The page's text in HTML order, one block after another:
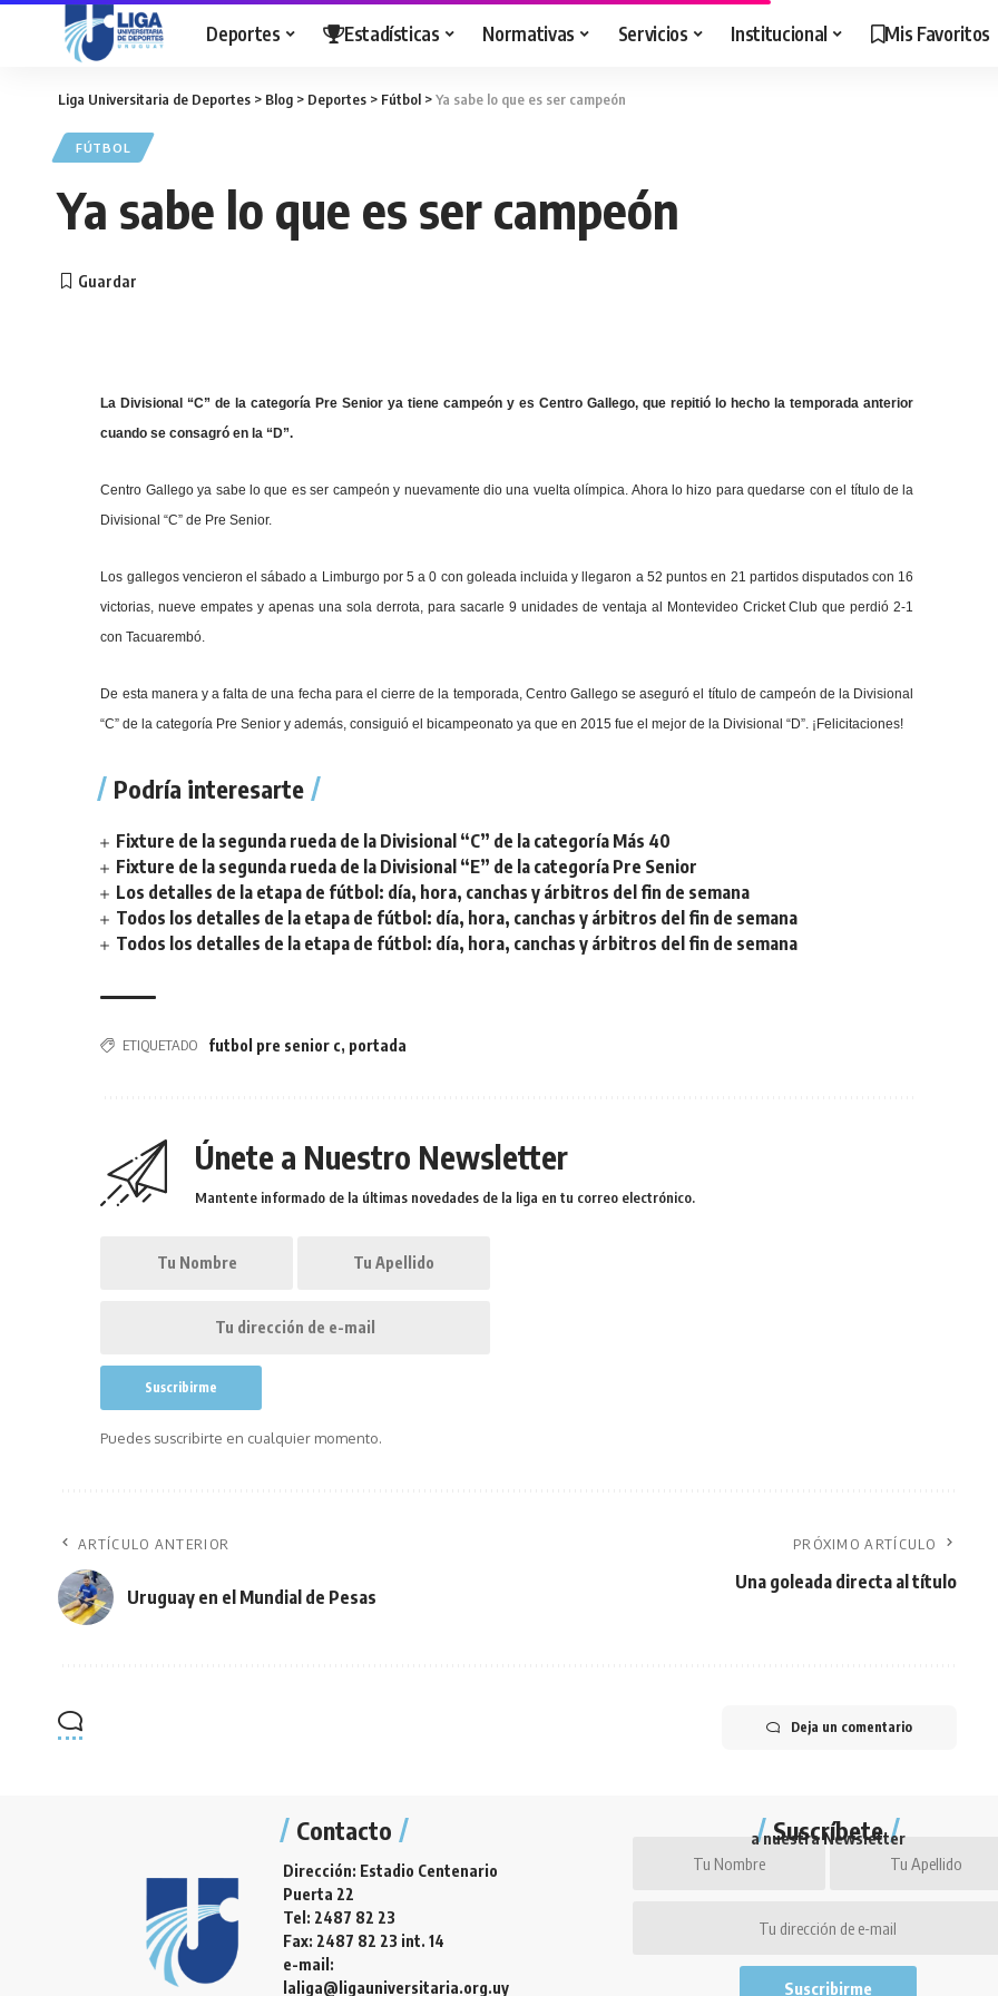
Deportes Estadísticas Normativas Servicios Institucional Mis Favoritos
Liga Universitaria de Deportes > Blog > Deportes > Fútbol >Ya sabe lo que es ser campeón
FÚTBOL
Ya sabe lo que es ser campeón
La Divisional “C” de la categoría Pre Senior ya tiene campeón y es Centro Gallego, que repitió lo hecho la temporada anterior
cuando se consagró en la “D”.
Centro Gallego ya sabe lo que es ser campeón y nuevamente dio una vuelta olímpica. Ahora lo hizo para quedarse con el título de la
Divisional “C” de Pre Senior.
Los gallegos vencieron el sábado a Limburgo por 5 a 0 con goleada incluida y llegaron a 52 puntos en 21 partidos disputados con 16
victorias, nueve empates y apenas una sola derrota, para sacarle 9 unidades de ventaja al Montevideo Cricket Club que perdió 2-1
con Tacuarembó.
De esta manera y a falta de una fecha para el cierre de la temporada, Centro Gallego se aseguró el título de campeón de la Divisional
“C” de la categoría Pre Senior y además, consiguió el bicampeonato ya que en 2015 fue el mejor de la Divisional “D”. ¡Felicitaciones!
Podría interesarte
Fixture de la segunda rueda de la Divisional “C” de la categoría Más 40
Fixture de la segunda rueda de la Divisional “E” de la categoría Pre Senior
Los detalles de la etapa de fútbol: día, hora, canchas y árbitros del fin de semana
Todos los detalles de la etapa de fútbol: día, hora, canchas y árbitros del fin de semana
Todos los detalles de la etapa de fútbol: día, hora, canchas y árbitros del fin de semana
ETIQUETADO futbol pre senior c, portada
Únete a Nuestro Newsletter
Mantente informado de la últimas novedades de la liga en tu correo electrónico.
Puedes suscribirte en cualquier momento.
ARTÍCULO ANTERIOR
Uruguay en el Mundial de Pesas
PRÓXIMO ARTÍCULO
Una goleada directa al título
Deja un comentario
Contacto
Dirección: Estadio Centenario
Puerta 22
Tel: 2487 82 23
Fax: 2487 82 23 int. 14
e-mail:
laliga@ligauniversitaria.org.uy
Suscríbete
a nuestra Newsletter